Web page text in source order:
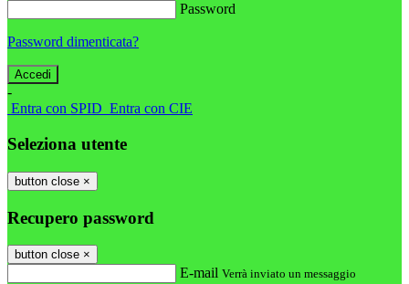
Password
Password dimenticata?
-
Entra con SPID Entra con CIE
Seleziona utente
button close ×
Recupero password
button close ×
E-mail Verrà inviato un messaggio